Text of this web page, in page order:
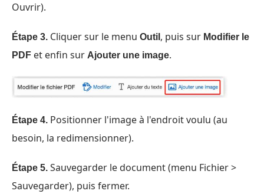
Ouvrir).
Étape 3. Cliquer sur le menu Outil , puis sur Modifier le
PDF et enfin sur Ajouter une image.
Étape 4. Positionner l'image à l'endroit voulu (au
besoin, la redimensionner).
Étape 5. Sauvegarder le document (menu Fichier >
Sauvegarder), puis fermer.